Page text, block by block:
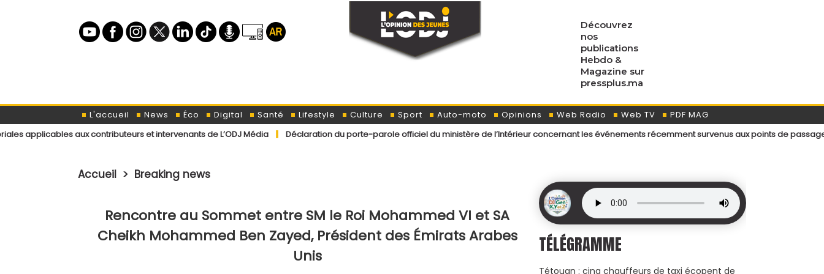
Découvrez
nos
publications
Hebdo &
Magazine sur
pressplus.ma
L'accueil News Éco Digital Santé Lifestyle Culture Sport Auto-moto Opinions Web Radio Web TV
PDF MAG
aux contributeurs et intervenants de L’ODJ Média
Déclaration du porte-parole officiel du ministère de l’Intérieur concernant les événements récemment survenus aux points de passage menant aux
Accueil > Breaking news
Rencontre au Sommet entre SM le Roi Mohammed VI et SA
Cheikh Mohammed Ben Zayed, Président des Émirats Arabes
Unis
TÉLÉGRAMME
Tétouan : cinq chauffeurs de taxi écopent de